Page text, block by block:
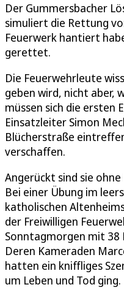
Der Gummersbacher
simuliert die Rettung
Feuerwerk hantiert
gerettet.
Die Feuerwehrleute
geben wird, nicht aber,
müssen sich die ersten
Einsatzleiter Simon
Blücherstraße
verschaffen.
Angerückt sind sie
Bei einer Übung im
katholischen
der Freiwilligen
Sonntagmorgen mit 38
Deren Kameraden
hatten ein kniffliges
um Leben und Tod ging.